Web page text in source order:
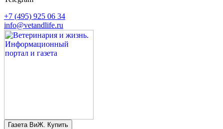
+7 (495) 925 06 34
info@vetandlife.ru
Газета ВиЖ. Купить